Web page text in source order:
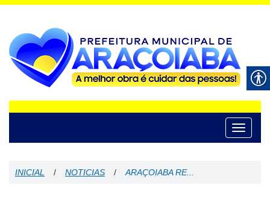
Toggle
INICIAL / NOTICIAS / ARAÇOIABA RE...